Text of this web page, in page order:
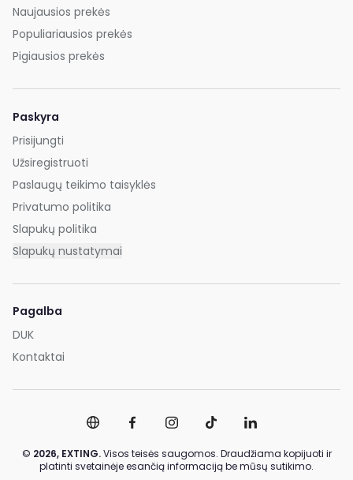
Naujausios prekės
Populiariausios prekės
Pigiausios prekės
Paskyra
Prisijungti
Užsiregistruoti
Paslaugų teikimo taisyklės
Privatumo politika
Slapukų politika
Slapukų nustatymai
Pagalba
DUK
Kontaktai
© 2026, EXTING.Visos teisės saugomos. Draudžiama kopijuoti ir
platinti svetainėje esančią informaciją be mūsų sutikimo.